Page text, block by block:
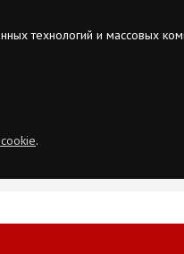
технологий и массовых
.